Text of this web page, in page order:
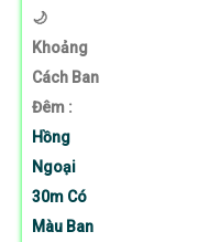
🌙
Khoảng
Cách Ban
Đêm :
Hồng
Ngoại
30m Có
Màu Ban